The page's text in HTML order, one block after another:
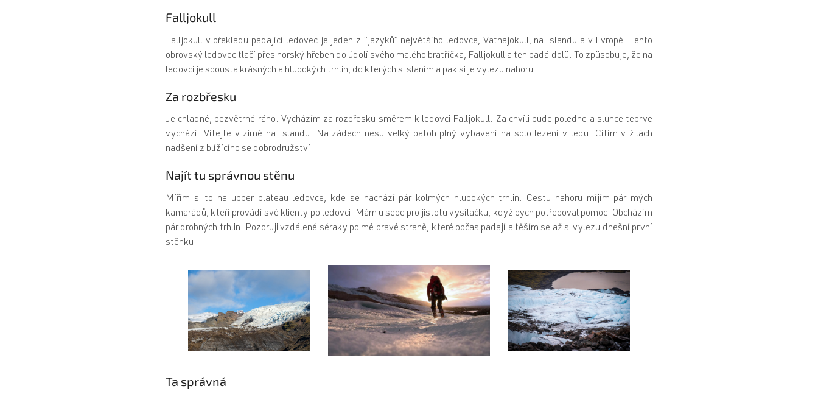
Falljokull
Falljokull v překladu padající ledovec je jeden z “jazyků” největšího ledovce, Vatnajokull, na Islandu a v Evropě. Tento
obrovský ledovec tlačí přes horský hřeben do údolí svého malého bratříčka, Falljokull a ten padá dolů. To způsobuje, že na
ledovci je spousta krásných a hlubokých trhlin, do kterých si slaním a pak si je vylezu nahoru.
Za rozbřesku
Je chladné, bezvětrné ráno. Vycházím za rozbřesku směrem k ledovci Falljokull. Za chvíli bude poledne a slunce teprve
vychází. Vítejte v zimě na Islandu. Na zádech nesu velký batoh plný vybavení na solo lezení v ledu. Cítím v žilách
nadšení z blížícího se dobrodružství.
Najít tu správnou stěnu
Mířím si to na upper plateau ledovce, kde se nachází pár kolmých hlubokých trhlin. Cestu nahoru míjím pár mých
kamarádů, kteří provádí své klienty po ledovci. Mám u sebe pro jistotu vysílačku, když bych potřeboval pomoc. Obcházím
pár drobných trhlin. Pozoruji vzdálené séraky po mé pravé straně, které občas padají a těším se až si vylezu dnešní první
stěnku.
Ta správná